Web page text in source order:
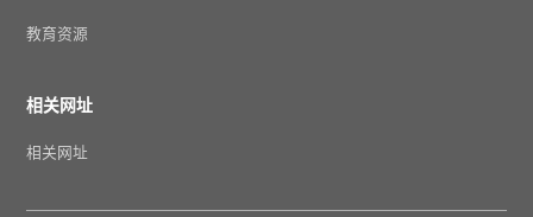
教育资源
相关网址
相关网址